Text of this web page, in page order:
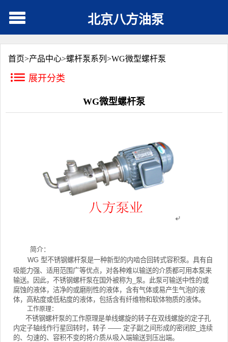
北京八方油泵
首页>产品中心>螺杆泵系列 >WG微型螺杆泵
展开分类
WG微型螺杆泵
简介：
WG 型不锈钢螺杆泵是一种新型的内啮合回转式容积泵。具有自
吸能力强、适用范围广等优点，对各种难以输送的介质都可用本泵来
输送。因此，不锈钢螺杆泵在国外被称为_泵。此泵可输送中性的或
腐蚀的液体，洁净的或磨削性的液体，含有气体或易产生气泡的液
体，高粘度或低粘度的液体，包括含有纤维物和软体物质的液体。
工作原理：
不锈钢螺杆泵的工作原理是单线螺旋的转子在双线螺旋的定子孔
内定子轴线作行星回转时，转子 —— 定子副之间形成的密闭腔_连续
的、匀速的、容积不变的将介质从吸入端输送到压出端。